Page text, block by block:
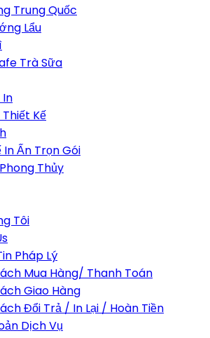
Trung Quốc
Lẩu
Trà Sữa
In
Kế
In Ấn Trọn Gói
Thủy
Tôi
Pháp Lý
Mua Hàng/ Thanh Toán
Giao Hàng
Đổi Trả / In Lại / Hoàn Tiền
Dịch Vụ